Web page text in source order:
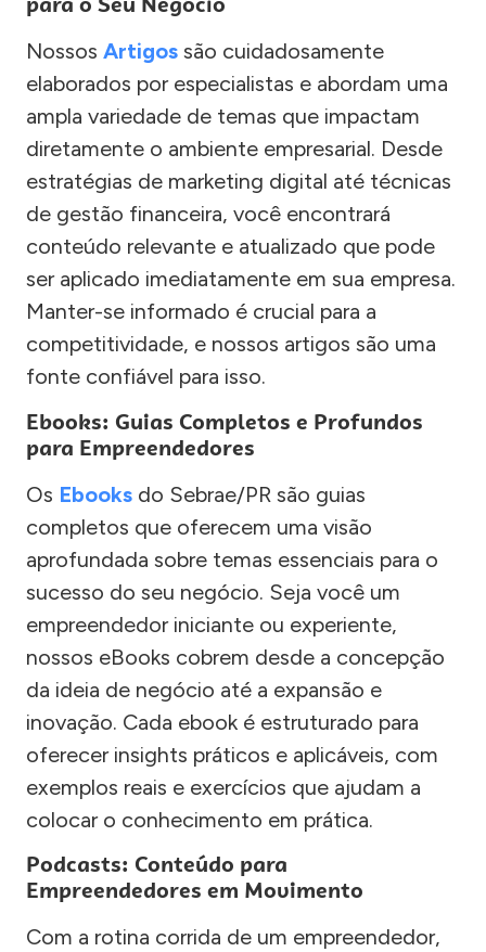
Nossos Artigos são cuidadosamente
elaborados por especialistas e abordam uma
ampla variedade de temas que impactam
diretamente o ambiente empresarial. Desde
estratégias de marketing digital até técnicas
de gestão financeira, você encontrará
conteúdo relevante e atualizado que pode
ser aplicado imediatamente em sua empresa.
Manter-se informado é crucial para a
competitividade, e nossos artigos são uma
fonte confiável para isso.
Ebooks: Guias Completos e Profundos
para Empreendedores
Os Ebooks do Sebrae/PR são guias
completos que oferecem uma visão
aprofundada sobre temas essenciais para o
sucesso do seu negócio. Seja você um
empreendedor iniciante ou experiente,
nossos eBooks cobrem desde a concepção
da ideia de negócio até a expansão e
inovação. Cada ebook é estruturado para
oferecer insights práticos e aplicáveis, com
exemplos reais e exercícios que ajudam a
colocar o conhecimento em prática.
Podcasts: Conteúdo para
Empreendedores em Movimento
Com a rotina corrida de um empreendedor,